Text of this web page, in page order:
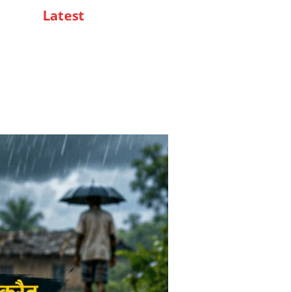
Latest